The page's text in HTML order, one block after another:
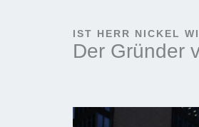
IST HERR NICKEL
Der Gründer